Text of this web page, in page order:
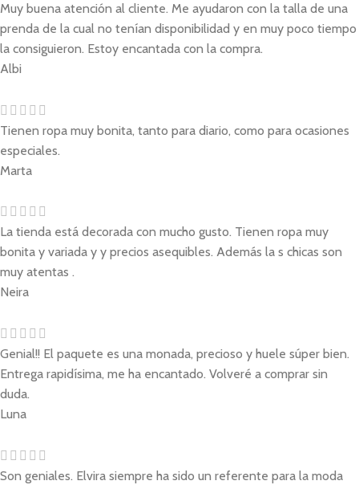
Muy buena atención al cliente. Me ayudaron con la talla de una
prenda de la cual no tenían disponibilidad y en muy poco tiempo
la consiguieron. Estoy encantada con la compra.
Albi
Tienen ropa muy bonita, tanto para diario, como para ocasiones
especiales.
Marta
La tienda está decorada con mucho gusto. Tienen ropa muy
bonita y variada y y precios asequibles. Además la s chicas son
muy atentas .
Neira
Genial!! El paquete es una monada, precioso y huele súper bien.
Entrega rapidísima, me ha encantado. Volveré a comprar sin
duda.
Luna
Son geniales. Elvira siempre ha sido un referente para la moda